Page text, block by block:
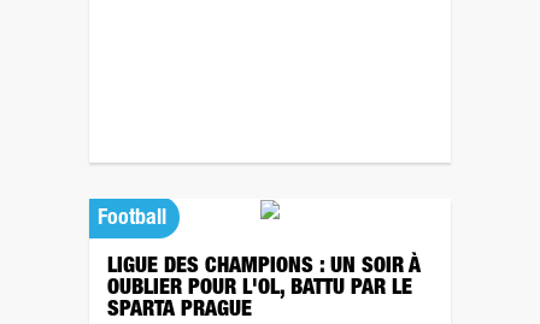
Football
LIGUE DES CHAMPIONS : UN SOIR À
OUBLIER POUR L'OL, BATTU PAR LE
SPARTA PRAGUE